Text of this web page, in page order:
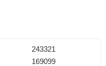
243321
169099